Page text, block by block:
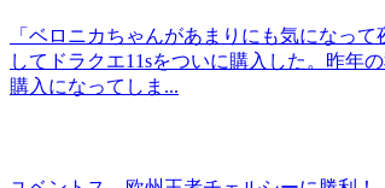
「ベロニカちゃんがあまりにも気になっ
してドラクエ11sをついに購入した。昨年
購入になってしま...